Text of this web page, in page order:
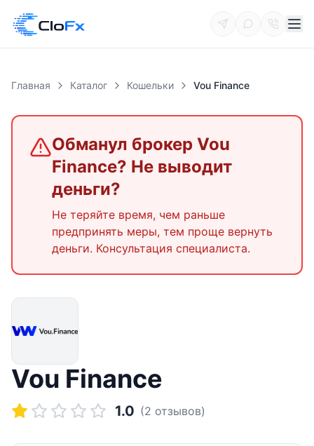
Главная Каталог Кошельки Vou Finance
Обманул брокер Vou
Finance? Не выводит
деньги?
Не теряйте время, чем раньше
предпринять меры, тем проще вернуть
деньги. Консультация специалиста.
Vou Finance
1.0 (2 отзывов)